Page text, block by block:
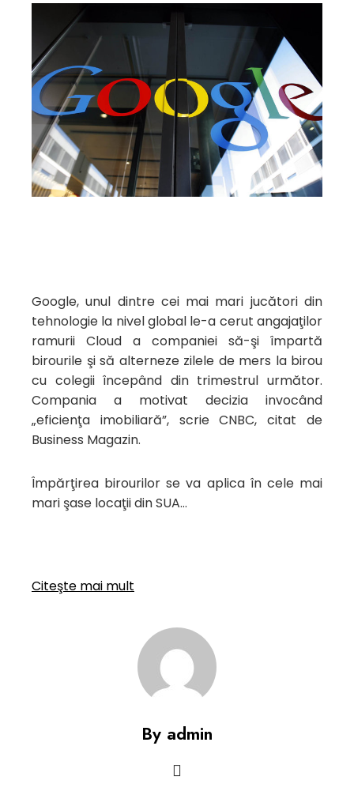
Google, unul dintre cei mai mari jucători din
tehnologie la nivel global le-a cerut angajaţilor
ramurii Cloud a companiei să-şi împartă
birourile şi să alterneze zilele de mers la birou
cu colegii începând din trimestrul următor.
Compania a motivat decizia invocând
„eficienţa imobiliară”, scrie CNBC, citat de
Business Magazin.
Împărţirea birourilor se va aplica în cele mai
mari şase locaţii din SUA…
Citeşte mai mult
By admin